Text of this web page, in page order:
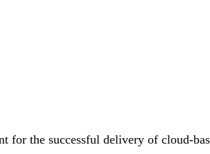
the successful delivery of cloud-